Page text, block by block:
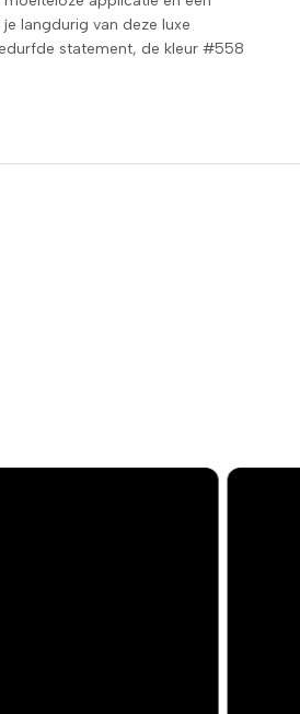
langdurig van deze luxe
statement, de kleur #558